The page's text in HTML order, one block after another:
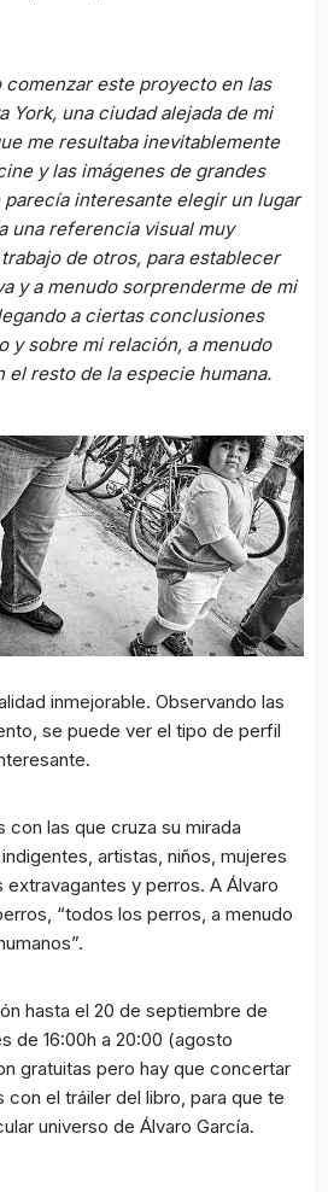
comenzar este proyecto en las
York, una ciudad alejada de mi
me resultaba inevitablemente
y las imágenes de grandes
interesante elegir un lugar
una referencia visual muy
de otros, para establecer
y a menudo sorprenderme de mi
a ciertas conclusiones
y sobre mi relación, a menudo
resto de la especie humana.
inmejorable. Observando las
se puede ver el tipo de perfil
con las que cruza su mirada
artistas, niños, mujeres
y perros. A Álvaro
“todos los perros, a menudo
hasta el 20 de septiembre de
de 16:00h a 20:00 (agosto
gratuitas pero hay que concertar
con el tráiler del libro, para que te
universo de Álvaro García.